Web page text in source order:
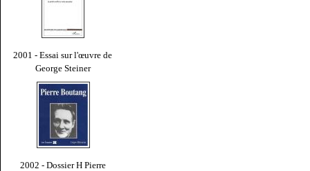
2001 - Essai sur l'œuvre de
George Steiner
2002 - Dossier H Pierre